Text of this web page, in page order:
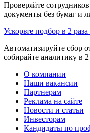
Проверяйте
документы без бумаг и
Ускорьте подбор в 2
Автоматизируйте сбор
собирайте аналитику в
О компании
Наши вакансии
Партнерам
Реклама на сайте
Новости и статьи
Инвесторам
Кандидаты по